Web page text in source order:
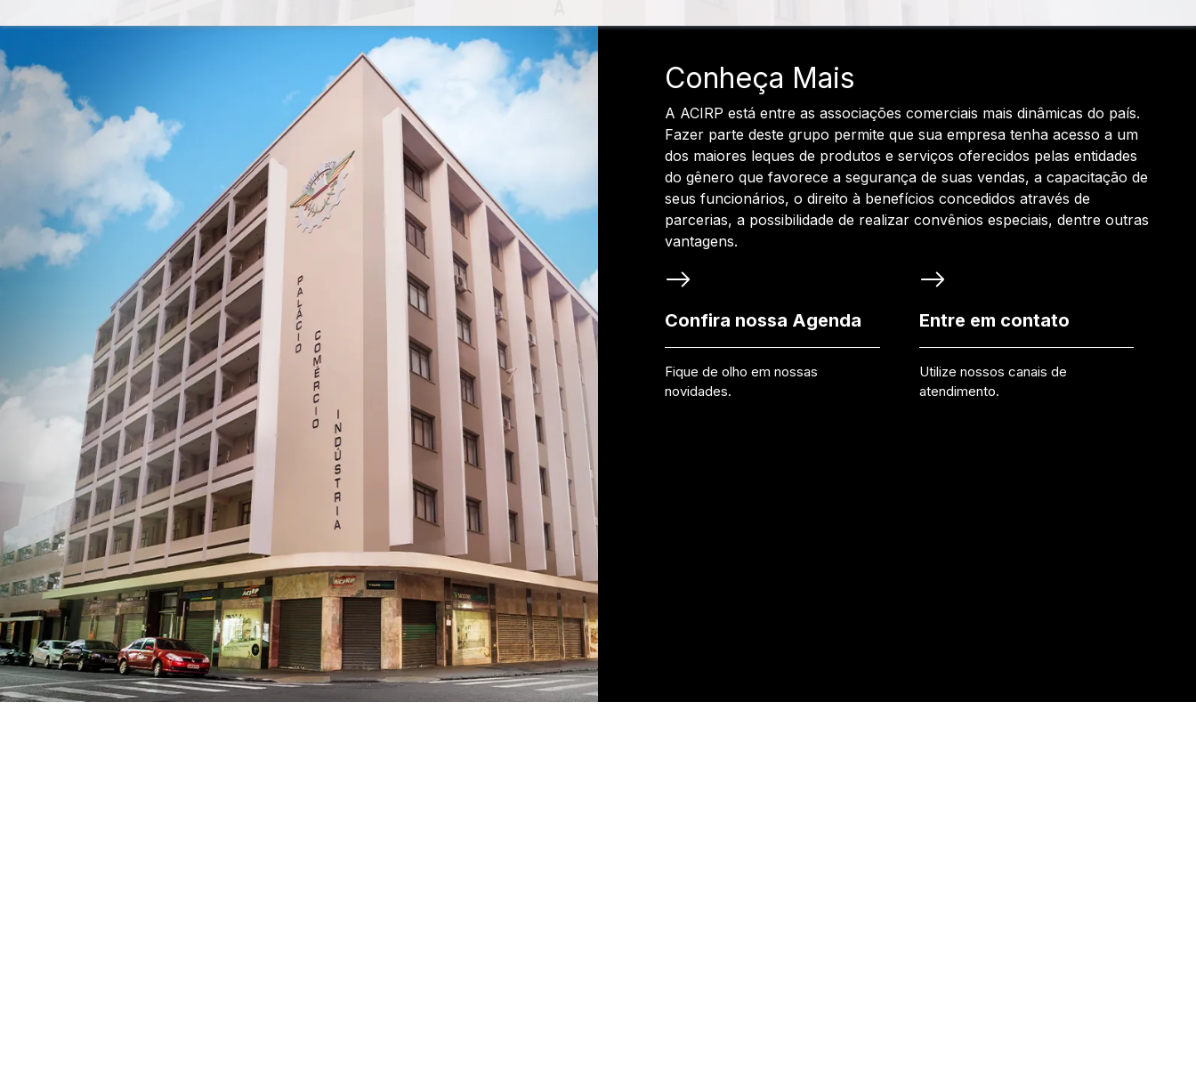
Conheça Mais
A ACIRP está entre as associações comerciais mais dinâmicas do país.
Fazer parte deste grupo permite que sua empresa tenha acesso a um
dos maiores leques de produtos e serviços oferecidos pelas entidades
do gênero que favorece a segurança de suas vendas, a capacitação de
seus funcionários, o direito à benefícios concedidos através de
parcerias, a possibilidade de realizar convênios especiais, dentre outras
vantagens.
Confira nossa Agenda
Fique de olho em nossas
novidades.
Entre em contato
Utilize nossos canais de
atendimento.